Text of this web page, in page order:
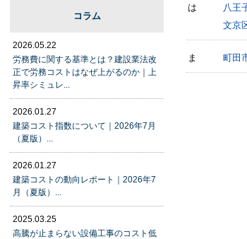
は 八王
文京
ま 町田
コラム
2026.05.22
労務費に関する基準とは？建設業法改
正で労務コストはなぜ上がるのか｜上
昇率シミュレ...
2026.01.27
建築コスト指数について｜2026年7月
（夏版）...
2026.01.27
建築コストの動向レポート｜2026年7
月（夏版）...
2025.03.25
高騰が止まらない設備工事のコスト低